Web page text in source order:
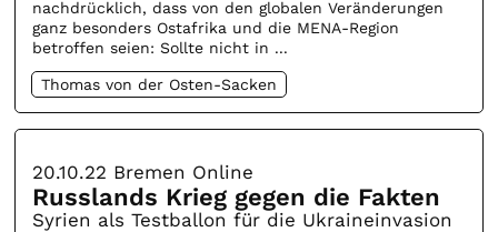
nachdrücklich, dass von den globalen Veränderungen
ganz besonders Ostafrika und die MENA-Region
betroffen seien: Sollte nicht in ...
Thomas von der Osten-Sacken
20.10.22 Bremen Online
Russlands Krieg gegen die Fakten
Syrien als Testballon für die Ukraineinvasion